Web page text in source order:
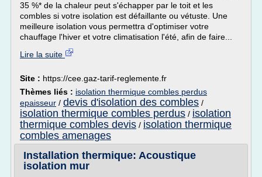
35 %* de la chaleur peut s'échapper par le toit et les
combles si votre isolation est défaillante ou vétuste. Une
meilleure isolation vous permettra d'optimiser votre
chauffage l'hiver et votre climatisation l'été, afin de faire...
Lire la suite
Site : https://cee.gaz-tarif-reglemente.fr
Thèmes liés : isolation thermique combles perdus
epaisseur / devis d'isolation des combles /
isolation thermique combles perdus / isolation
thermique combles devis / isolation thermique
combles amenages
Installation thermique: Acoustique
isolation mur